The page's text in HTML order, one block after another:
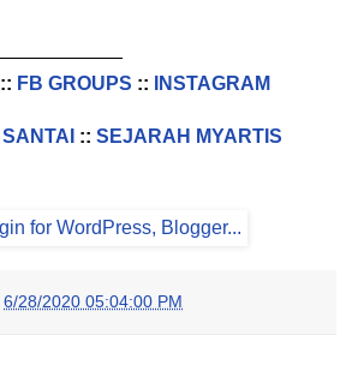
:: FB GROUPS ::
INSTAGRAM
SANTAI :: SEJARAH MYARTIS
6/28/2020 05:04:00 PM